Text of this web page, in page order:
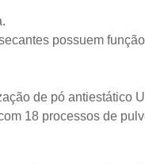
possuem
de pó antiestático
18 processos de